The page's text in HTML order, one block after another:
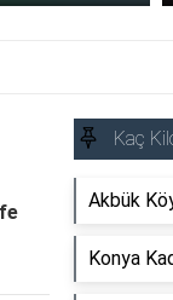
Kaç
Akbük
Konya